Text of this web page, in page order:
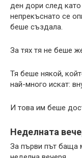
ден дори след
непрекъснато се
беше създала.
За тях тя не беше
Тя беше някой,
най-много искат:
И това им беше
Неделната
За първи път баща